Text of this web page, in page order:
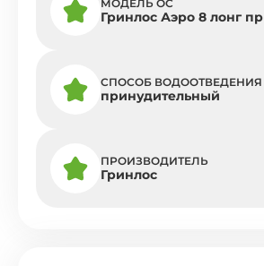
МОДЕЛЬ ОС
Гринлос Аэро 8 лонг пр
СПОСОБ ВОДООТВЕДЕНИЯ
принудительный
ПРОИЗВОДИТЕЛЬ
Гринлос